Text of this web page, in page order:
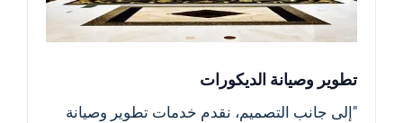
تطوير وصيانة الديكورات
"إلى جانب التصميم، نقدم خدمات تطوير وصيانة